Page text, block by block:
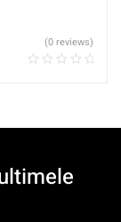
(0 reviews)